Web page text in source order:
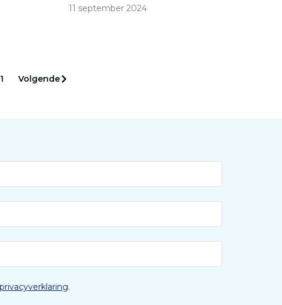
het Erasmus MC in haar oratie.
11 september 2024
Volgende
privacyverklaring.